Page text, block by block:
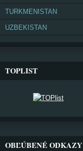
TURKMENISTAN
UZBEKISTAN
TOPLIST
OBĽÚBENÉ ODKAZY